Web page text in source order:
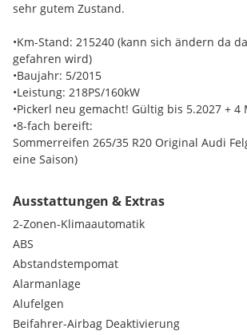
sehr gutem Zustand.
•Km-Stand: 215240 (kann sich ändern da
gefahren wird)
•Baujahr: 5/2015
•Leistung: 218PS/160kW
•Pickerl neu gemacht! Gültig bis 5.2027 + 4
•8-fach bereift:
Sommerreifen 265/35 R20 Original Audi
eine Saison)
eine Saison)
- 3xS-Line
- S-Line Sportsitze
- Memory-Sitze
- S-line Lenkrad
- Tempomat
- Licht Assistent
- Ambiente Beleuchtung
Ausstattungen & Extras
2-Zonen-Klimaautomatik
ABS
Abstandstempomat
Alarmanlage
Alufelgen
Beifahrer-Airbag Deaktivierung